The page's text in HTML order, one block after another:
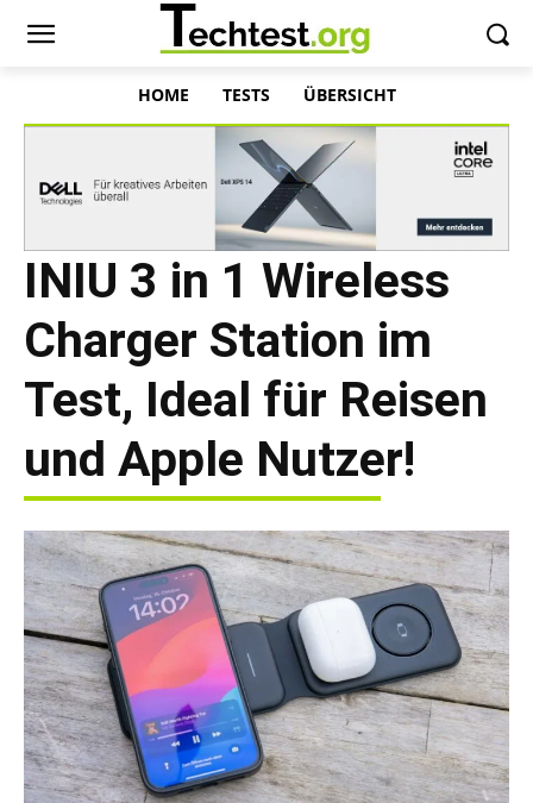
HOME TESTS ÜBERSICHT
INIU 3 in 1 Wireless
Charger Station im
Test, Ideal für Reisen
und Apple Nutzer!